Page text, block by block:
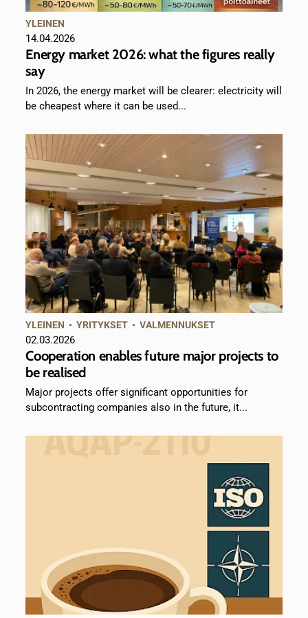
YLEINEN
14.04.2026
Energy market 2026: what the figures really
say
In 2026, the energy market will be clearer: electricity will
be cheapest where it can be used...
YLEINEN •YRITYKSET •VALMENNUKSET
02.03.2026
Cooperation enables future major projects to
be realised
Major projects offer significant opportunities for
subcontracting companies also in the future, it...